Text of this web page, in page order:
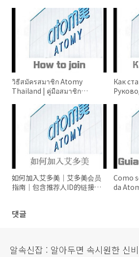
วิธีสมัครสมาชิก Atomy
Thailand | คู่มือสมาชิก
แนะนำ How to join Atomy
Thailand
Как
Atomy
如何加入艾多美｜艾多美会员
指南｜包含推荐人ID的链接
Hong Kong China
Como
da
댓글
알속신잡 : 알아두면 속시원한 신